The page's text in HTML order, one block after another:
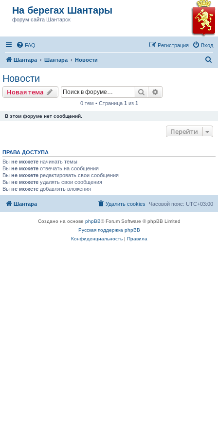
На берегах Шантары
форум сайта Шантарск
FAQ Вход
Регистрация
Шантара Шантара Новости
Новости
Новая тема Поиск
0 тем • Страница 1 из 1
В этом форуме нет сообщений.
Перейти
ПРАВА ДОСТУПА
Вы не можете начинать темы
Вы не можете отвечать на сообщения
Вы не можете редактировать свои сообщения
Вы не можете удалять свои сообщения
Вы не можете добавлять вложения
Шантара Часовой пояс: UTC+03:00
Удалить cookies
Создано на основе phpBB® Forum Software © phpBB Limited
Русская поддержка phpBB
Конфиденциальность| Правила